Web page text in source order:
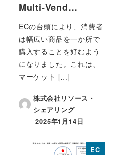
Multi-Vend…
ECの台頭により、消費者
は幅広い商品を一か所で
購入することを好むよう
になりました。これは、
マーケット […]
株式会社リソース・
シェアリング
投稿日
2025年1月14日
EC